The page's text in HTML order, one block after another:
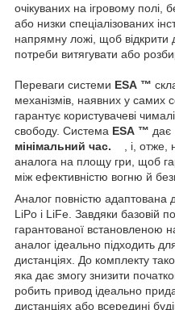
очікуваних на ігровому
або низки спеціалізованих
напрямну ложі, щоб відкрити
потреби витягувати або
Переваги системи ESA ™
механізмів, наявних у самих
гарантує користувачеві
свободу. Система ESA ™ дає
мінімальний час. , і, отже,
аналога на площу гри, щоб
між ефективністю вогню й
Аналог повністю адаптована
LiPo і LiFe. Завдяки базовій
гарантованої встановленою
аналог ідеально підходить
дистанціях. До комплекту
яка дає змогу знизити
робить привод ідеально
дистанціях або всередині